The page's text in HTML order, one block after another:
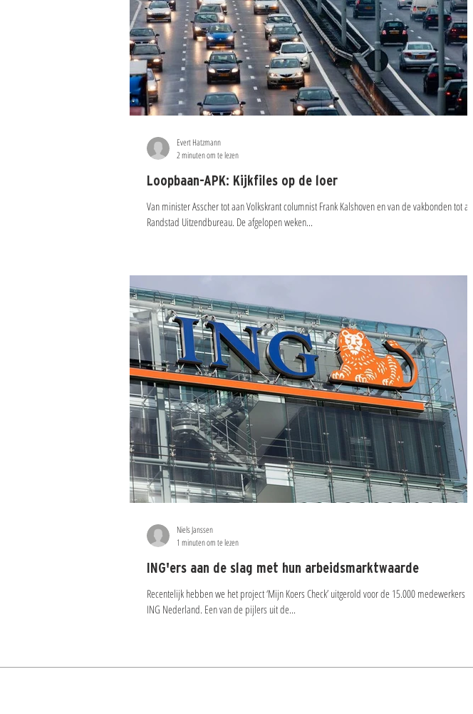
Loopbaan-APK: Kijkfiles op de loer
Van minister Asscher tot aan Volkskrant columnist Frank Kalshoven en van de vakbonden tot aan
Randstad Uitzendbureau. De afgelopen weken...
Evert Hatzmann
2 minuten om te lezen
ING'ers aan de slag met hun arbeidsmarktwaarde
Recentelijk hebben we het project ‘Mijn Koers Check’ uitgerold voor de 15.000 medewerkers van
ING Nederland. Een van de pijlers uit de...
Niels Janssen
1 minuten om te lezen